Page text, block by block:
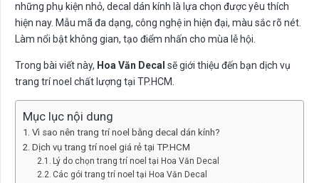
những phụ kiện nhỏ, decal dán kính là lựa chọn được yêu thích
hiện nay. Mẫu mã đa dạng, công nghệ in hiện đại, màu sắc rõ nét.
Làm nổi bật không gian, tạo điểm nhấn cho mùa lễ hội.
Trong bài viết này, Hoa Văn Decal sẽ giới thiệu đến bạn dịch vụ
trang trí noel chất lượng tại TP.HCM.
Mục lục nội dung
Vì sao nên trang trí noel bằng decal dán kính?
Dịch vụ trang trí noel giá rẻ tại TP.HCM
Lý do chọn trang trí noel tại Hoa Văn Decal
Các gói trang trí noel tại Hoa Văn Decal